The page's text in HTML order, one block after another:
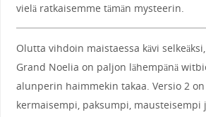
vielä ratkaisemme tämän mysteerin.
Olutta vihdoin maistaessa kävi
Grand Noelia on paljon lähempänä
alunperin haimmekin takaa. Versio 2
kermaisempi, paksumpi, mausteisempi